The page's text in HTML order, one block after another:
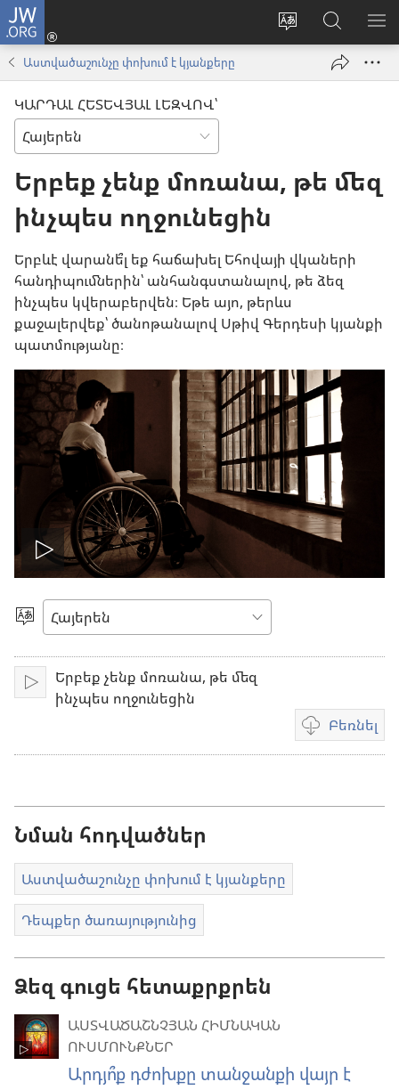
JW.ORG
Փոխել
Մուտքագրվել
(բացվումՈրոնում
JW.ORG
կայքում
Աստվածաշունչը փոխում է կյանքերը
ԿԱՐԴԱԼ ՀԵՏԵՎՅԱԼ ԼԵԶՎՈՎ՝
Երբեք չենք մոռանա, թե մեզ
ինչպես ողջունեցին
Երբևէ վարանե՞լ եք հաճախել Եհովայի վկաների
հանդիպումներին՝ անհանգստանալով, թե ձեզ
ինչպես կվերաբերվեն։ Եթե այո, թերևս
քաջալերվեք՝ ծանոթանալով Սթիվ Գերդեսի կյանքի
պատմությանը։
Սկսել
տեսանյութը
Ընտրեք
լեզուն
Միացնել
Երբեք չենք մոռանա, թե մեզ
ինչպես ողջունեցին
Բեռնել
Տեսանյութը
բեռնելու
Նման հոդվածներ
Աստվածաշունչը փոխում է կյանքերը
Դեպքեր ծառայությունից
Ձեզ գուցե հետաքրքրեն
ԱՍՏՎԱԾԱՇՆՉՅԱՆ ՀԻՄՆԱԿԱՆ
ՈՒՍՄՈՒՆՔՆԵՐ
Արդյո՞ք դժոխքը տանջանքի վայր է